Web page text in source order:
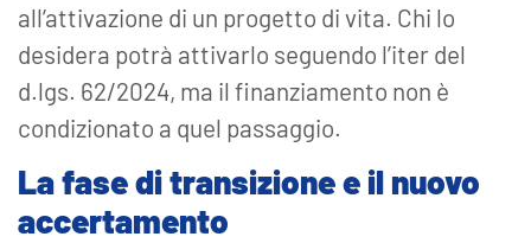
all’attivazione di un progetto di vita. Chi lo
desidera potrà attivarlo seguendo l’iter del
d.lgs. 62/2024, ma il finanziamento non è
condizionato a quel passaggio.
La fase di transizione e il nuovo
accertamento